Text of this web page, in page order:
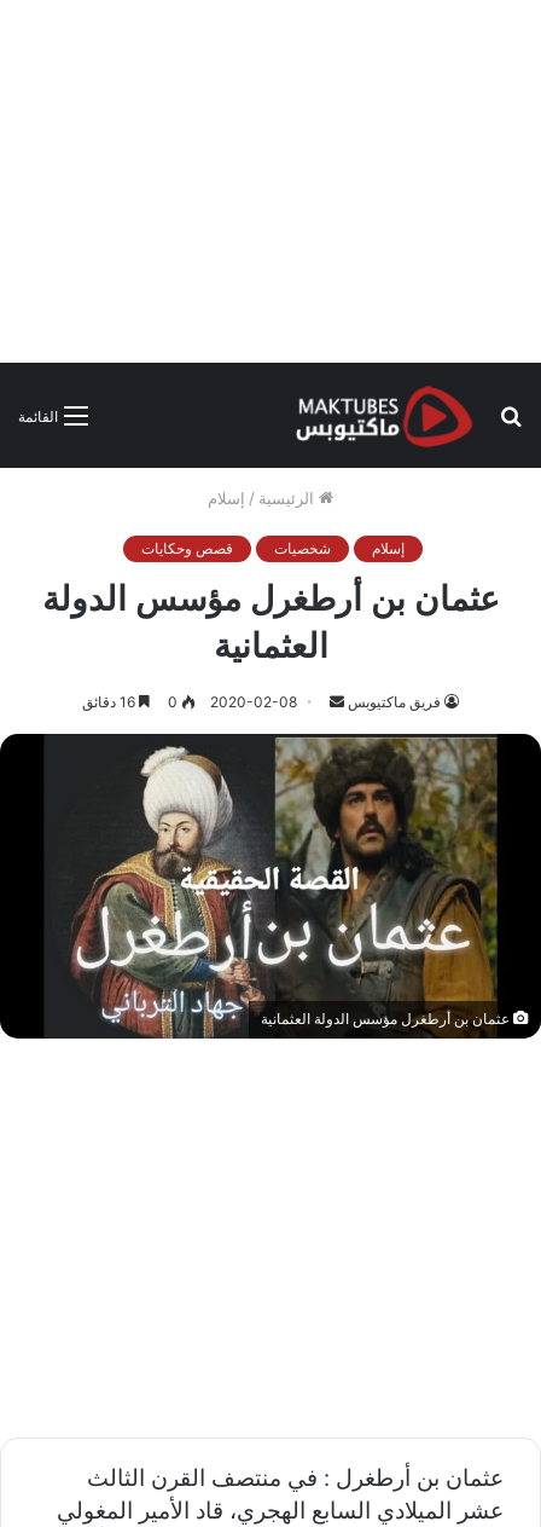
القائمة
بحث
الرئيسية / إسلام
إسلام شخصيات قصص وحكايات
عثمان بن أرطغرل مؤسس الدولة
العثمانية
فريق ماكتيوبس
أرسل
إلكترونيا
2020-02-08
0
عثمان بن أرطغرل مؤسس الدولة العثمانية
عثمان بن أرطغرل : في منتصف القرن الثالث
عشر الميلادي السابع الهجري، قاد الأمير المغولي